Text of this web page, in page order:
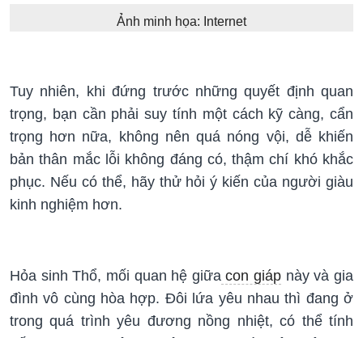
Ảnh minh họa: Internet
Tuy nhiên, khi đứng trước những quyết định quan
trọng, bạn cần phải suy tính một cách kỹ càng, cẩn
trọng hơn nữa, không nên quá nóng vội, dễ khiến
bản thân mắc lỗi không đáng có, thậm chí khó khắc
phục. Nếu có thể, hãy thử hỏi ý kiến của người giàu
kinh nghiệm hơn.
Hỏa sinh Thổ, mối quan hệ giữa con giáp này và gia
đình vô cùng hòa hợp. Đôi lứa yêu nhau thì đang ở
trong quá trình yêu đương nồng nhiệt, có thể tính